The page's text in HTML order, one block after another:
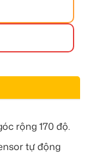
rộng 170 độ.
tự động